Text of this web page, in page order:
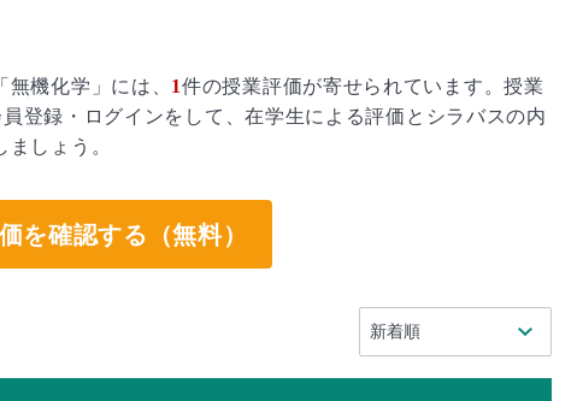
機化学」には、 1件の授業評価が寄せられています。授業
登録・ログインをして、在学生による評価とシラバスの内
しょう。
を確認する（無料）